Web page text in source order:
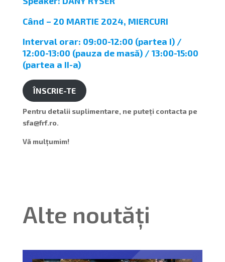
Când – 20 MARTIE 2024, MIERCURI
Interval orar: 09:00-12:00 (partea I) /
12:00-13:00 (pauza de masă) / 13:00-15:00
(partea a II-a)
ÎNSCRIE-TE
Pentru detalii suplimentare, ne puteți contacta pe
sfa@frf.ro.
Vă mulțumim!
Alte noutăți